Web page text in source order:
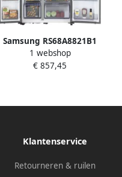
Samsung RS68A8821B1
Amerikaanse koelkast
Vrijstaand Zwart Antraciet
1 webshop
€ 857,45
Klantenservice
Retourneren & ruilen